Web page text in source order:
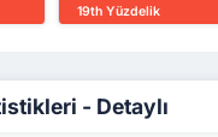
19th Yüzdelik
- Detaylı